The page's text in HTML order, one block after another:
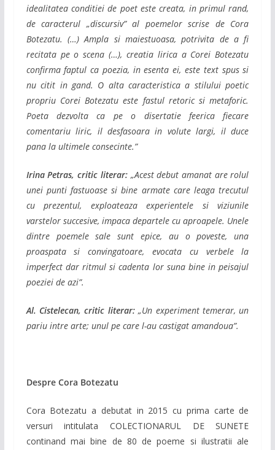
idealitatea conditiei de poet este creata, in primul rand,
de caracterul „discursiv” al poemelor scrise de Cora
Botezatu. (…) Ampla si maiestuoasa, potrivita de a fi
recitata pe o scena (…), creatia lirica a Corei Botezatu
confirma faptul ca poezia, in esenta ei, este text spus si
nu citit in gand. O alta caracteristica a stilului poetic
propriu Corei Botezatu este fastul retoric si metaforic.
Poeta dezvolta ca pe o disertatie feerica fiecare
comentariu liric, il desfasoara in volute largi, il duce
pana la ultimele consecinte.”
Irina Petras, critic literar:„Acest debut amanat are rolul
unei punti fastuoase si bine armate care leaga trecutul
cu prezentul, exploateaza experientele si viziunile
varstelor succesive, impaca departele cu aproapele. Unele
dintre poemele sale sunt epice, au o poveste, una
proaspata si convingatoare, evocata cu verbele la
imperfect dar ritmul si cadenta lor suna bine in peisajul
poeziei de azi”.
Al. Cistelecan, critic literar:„Un experiment temerar, un
pariu intre arte; unul pe care l-au castigat amandoua”.
Despre Cora Botezatu
Cora Botezatu a debutat in 2015 cu prima carte de
versuri intitulata COLECTIONARUL DE SUNETE
continand mai bine de 80 de poeme si ilustratii ale